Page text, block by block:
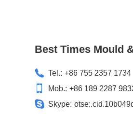
Best Times Mould
Tel.: +86 755 2357 1734
Mob.: +86 189 2287
Skype: